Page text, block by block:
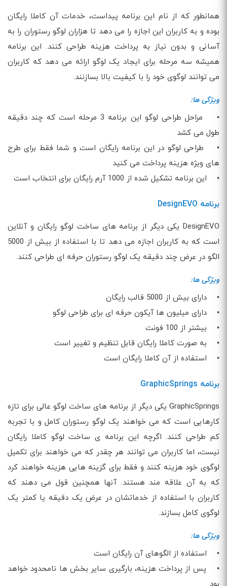
همانطور که از نام این برنامه پیداست، خدمات آن کاملا رایگان
بوده و به کاربران این اجازه را می دهد تا هزاران لوگو رستوران را به
آسانی و بدون نیاز به پرداخت هزینه طراحی کنند. این برنامه
همیشه سه مرحله برای ایجاد یک لوگو ارائه می دهد که کاربران
می توانند لوگوی خود را با کیفیت بالا بسازنند.
ویژگی ها:
• مراحل طراحی لوگو این برنامه 3 مرحله است که چند دقیقه
طول می کشد
• طراحی لوگو در این برنامه رایگان است و شما فقط برای طرح
های ویژه هزینه پرداخت می کنید
• این برنامه تشکیل شده از 1000 آرم رایگان برای انتخاب است
برنامه DesignEVO
DesignEVO یکی دیگر از برنامه های ساخت لوگو رایگان و آنلاین
است که به کاربران اجازه می دهد تا با استفاده از بیش از 5000
الگو در عرض چند دقیقه یک لوگو رستوران حرفه ای طراحی کنند.
ویژگی ها:
• دارای بیش از 5000 قالب رایگان
• دارای میلیون ها آیکون حرفه ای برای طراحی لوگو
• بیشتر از 100 فونت
• به صورت کاملا رایگان قابل تنظیم و تغییر است
• استفاده از آن کاملا رایگان است
برنامه GraphicSprings
GraphicSprings یکی دیگر از برنامه های ساخت لوگو عالی برای تازه
کارهایی است که می خواهند یک لوگو رستوران کامل و با تجربه
کم طراحی کنند. اگرچه این برنامه ی ساخت لوگو کاملا رایگان
نیست، اما کاربران می توانند هر چقدر که می خواهند برای تکمیل
لوگوی خود هزینه کنند و فقط برای گزینه هایی هزینه خواهند کرد
که به آن علاقه مند هستند. آنها همچنین قول می دهند که
کاربران با استفاده از خدماتشان در عرض یک دقیقه یا کمتر یک
لوگوی کامل بسازند.
ویژگی ها:
• استفاده از الگوهای آن رایگان است
• پس از پرداخت هزینه، بارگیری سایر بخش ها نامحدود خواهد